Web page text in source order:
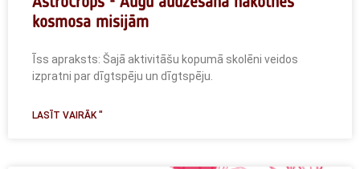
kosmosa misijām
Īss apraksts: Šajā aktivitāšu kopumā skolēni veidos
izpratni par dīgtspēju un dīgtspēju.
LASĪT VAIRĀK "